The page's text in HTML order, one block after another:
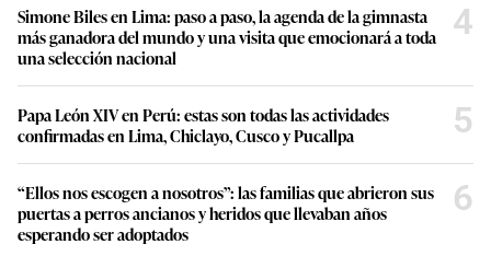
Simone Biles en Lima: paso a paso, la agenda de la gimnasta
más ganadora del mundo y una visita que emocionará a toda
una selección nacional
4
Papa León XIV en Perú: estas son todas las actividades
confirmadas en Lima, Chiclayo, Cusco y Pucallpa
5
“Ellos nos escogen a nosotros”: las familias que abrieron sus
puertas a perros ancianos y heridos que llevaban años
esperando ser adoptados
6